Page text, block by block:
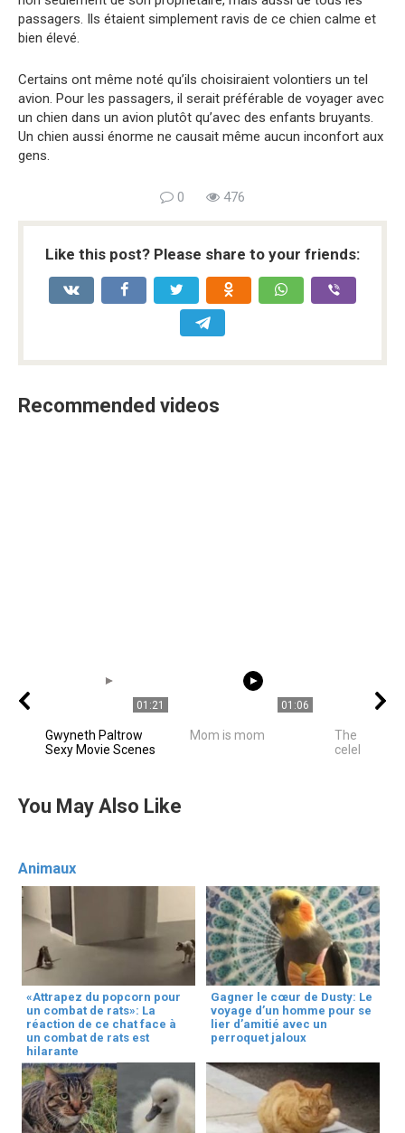
passagers. Ils étaient simplement ravis de ce chien calme et
bien élevé.
Certains ont même noté qu’ils choisiraient volontiers un tel
avion. Pour les passagers, il serait préférable de voyager avec
un chien dans un avion plutôt qu’avec des enfants bruyants.
Un chien aussi énorme ne causait même aucun inconfort aux
gens.
0 476
Like this post? Please share to your friends:
Recommended videos
01:21
Gwyneth Paltrow
Sexy Movie Scenes
01:06
Mom is mom
The best
celebrities
You May Also Like
Animaux
«Attrapez du popcorn pour
un combat de rats»: La
réaction de ce chat face à
un combat de rats est
hilarante
Gagner le cœur de Dusty: Le
voyage d’un homme pour se
lier d’amitié avec un
perroquet jaloux